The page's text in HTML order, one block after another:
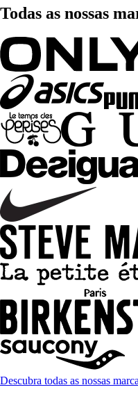
Todas as nossas
Descubra todas as nossas